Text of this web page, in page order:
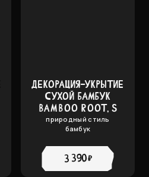
ДЕКОРАЦИЯ-УКРЫТИЕ
СУХОЙ БАМБУК
BAMBOO ROOT, S
природный стиль
бамбук
3 390 ₽